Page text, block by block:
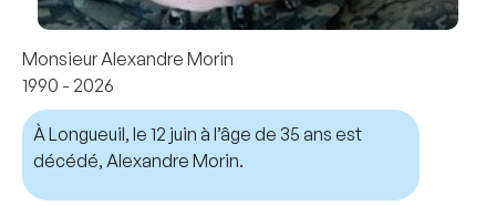
Monsieur Alexandre Morin
1990 - 2026
À Longueuil, le 12 juin à l’âge de 35 ans est
décédé, Alexandre Morin.